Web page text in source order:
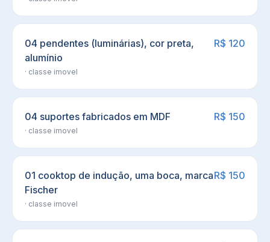
04 pendentes (luminárias), cor preta,
alumínio
· classe imovel
R$ 120
04 suportes fabricados em MDF
· classe imovel
R$ 150
01 cooktop de indução, uma boca, marca
Fischer
· classe imovel
R$ 150